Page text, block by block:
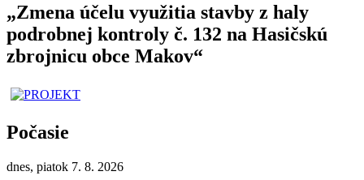
„Zmena účelu využitia stavby z haly
podrobnej kontroly č. 132 na Hasičskú
zbrojnicu obce Makov“
Počasie
dnes, piatok 7. 8. 2026